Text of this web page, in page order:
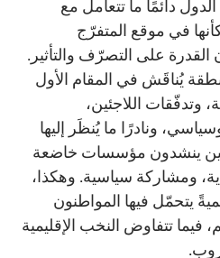
دائمًا ما تتعامل مع
في موقع المتفرّج
على التصرّف والتأثير.
يُناقَش في المقام الأول
وتدفّقات اللاجئين،
ونادرًا ما يُنظَر إليها
ينشدون مؤسسات خاضعة
ومشاركة سياسية. وهكذا،
يتحمّل فيها المواطنون
فيما تتفاوض النخب الإقليمية